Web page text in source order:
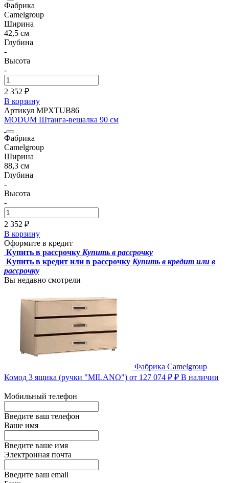
Фабрика
Camelgroup
Ширина
42,5 см
Глубина
-
Высота
-
2 352 ₽
В корзину
Артикул MPXTUB86
MODUM Штанга-вешалка 90 см
Фабрика
Camelgroup
Ширина
88,3 см
Глубина
-
Высота
-
2 352 ₽
В корзину
Оформите в кредит
Купить в рассрочку Купить в рассрочку
Купить в кредит или в рассрочку Купить в кредит или в
рассрочку
Вы недавно смотрели
Фабрика Camelgroup
Комод 3 ящика (ручки "MILANO") от 127 074 ₽ ₽ В наличии
Мобильный телефон
Введите ваш телефон
Ваше имя
Введите ваше имя
Электронная почта
Введите ваш email